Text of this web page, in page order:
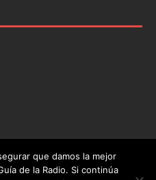
que damos la mejor
de la Radio. Si continúa